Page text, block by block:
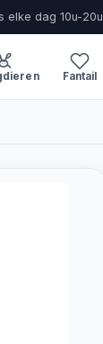
elke dag 10u-20u
Fantail